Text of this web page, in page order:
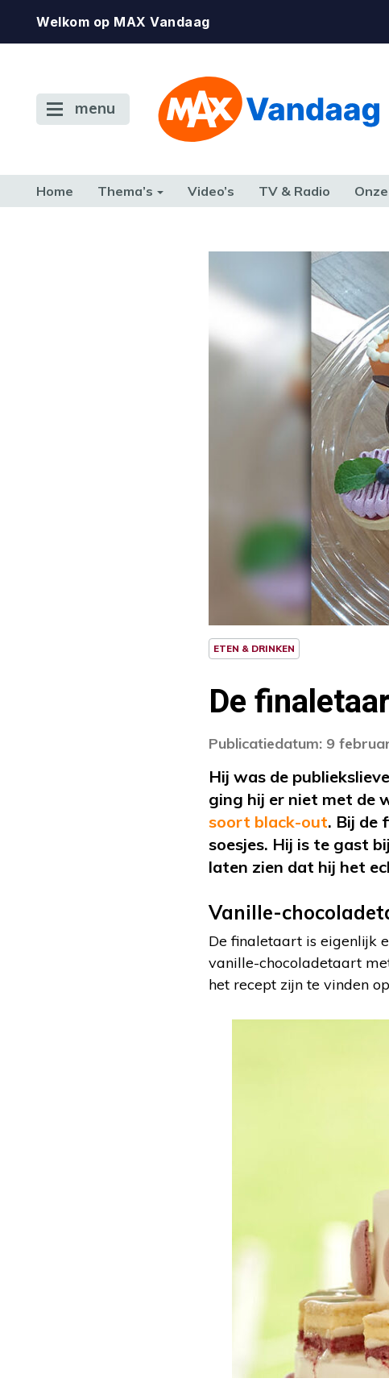
Welkom op MAX Vandaag
menu
Home Thema’s Video’s TV & Radio
ETEN & DRINKEN
De
Publicatiedatum: 9
Hij was de
ging hij er niet met de
soort black-out. Bij de
soesjes. Hij is te gast bij
laten zien dat hij het
Vanille-
De finaletaart is eigenlijk
vanille-chocoladetaart
het recept zijn te vinden